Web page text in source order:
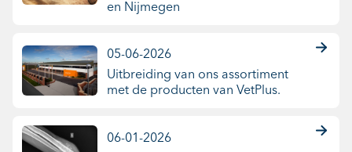
en Nijmegen
05-06-2026
Uitbreiding van ons assortiment
met de producten van VetPlus.
06-01-2026